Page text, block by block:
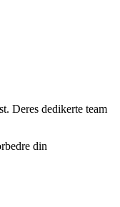
Deres dedikerte team
din